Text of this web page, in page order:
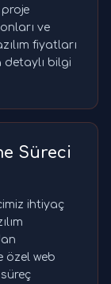
proje
ve
fiyatları
detaylı bilgi
Süreci
ihtiyaç
özel web